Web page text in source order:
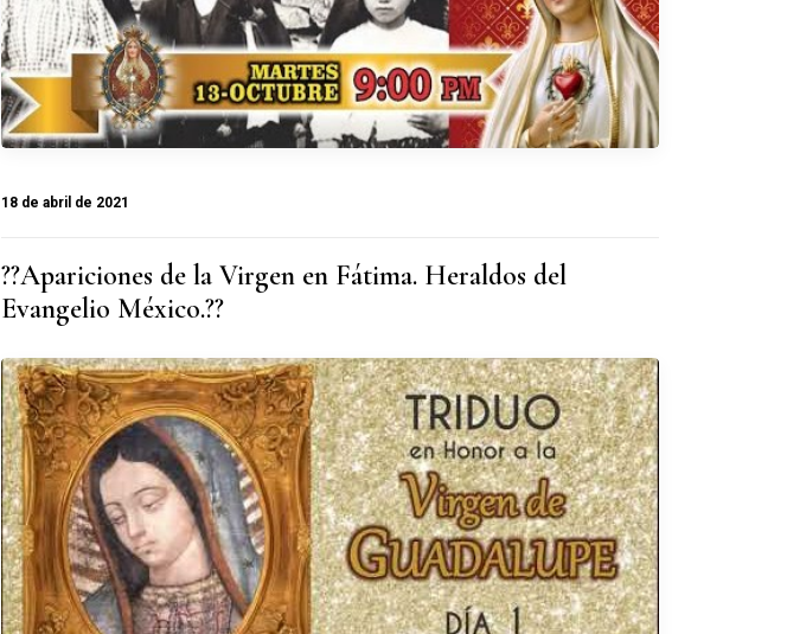
18 de abril de 2021
??Apariciones de la Virgen en Fátima. Heraldos del
Evangelio México.??